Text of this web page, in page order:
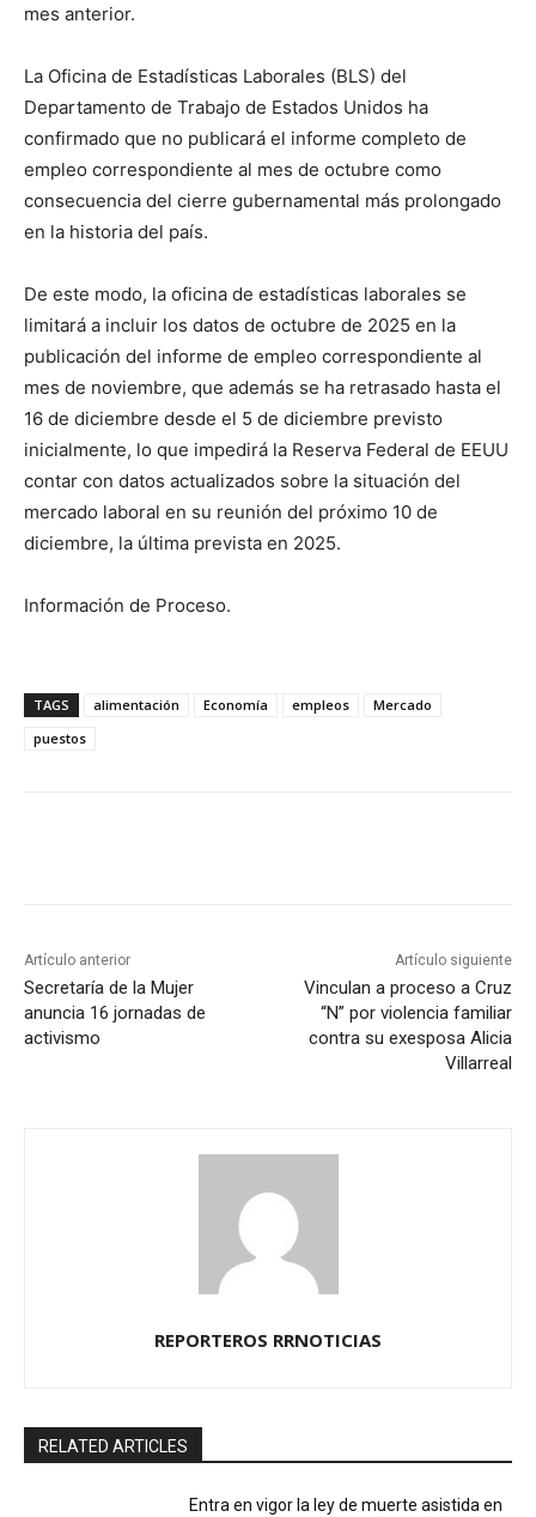
mes anterior.
La Oficina de Estadísticas Laborales (BLS) del
Departamento de Trabajo de Estados Unidos ha
confirmado que no publicará el informe completo de
empleo correspondiente al mes de octubre como
consecuencia del cierre gubernamental más prolongado
en la historia del país.
De este modo, la oficina de estadísticas laborales se
limitará a incluir los datos de octubre de 2025 en la
publicación del informe de empleo correspondiente al
mes de noviembre, que además se ha retrasado hasta el
16 de diciembre desde el 5 de diciembre previsto
inicialmente, lo que impedirá la Reserva Federal de EEUU
contar con datos actualizados sobre la situación del
mercado laboral en su reunión del próximo 10 de
diciembre, la última prevista en 2025.
Información de Proceso.
TAGS alimentación Economía empleos
Mercado
puestos
Artículo anterior
Secretaría de la Mujer
anuncia 16 jornadas de
activismo
Artículo siguiente
Vinculan a proceso a Cruz
“N” por violencia familiar
contra su exesposa Alicia
Villarreal
REPORTEROS RRNOTICIAS
RELATED ARTICLES
Entra en vigor la ley de muerte asistida en